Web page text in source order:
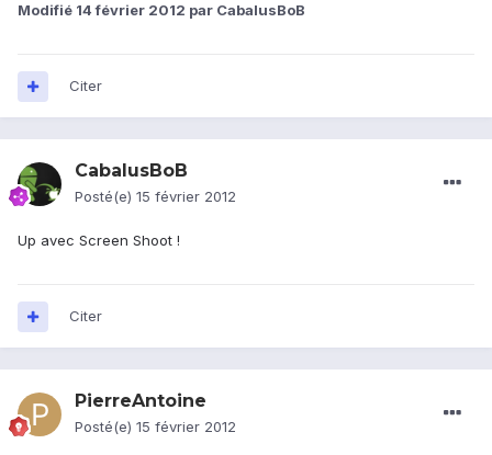
Modifié 14 février 2012 par CabalusBoB
Citer
CabalusBoB
Posté(e) 15 février 2012
Up avec Screen Shoot !
Citer
PierreAntoine
Posté(e) 15 février 2012